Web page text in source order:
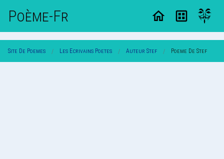
Poème-Fr
Site De Poemes Les Ecrivains Poetes Auteur Stef Poeme De Stef